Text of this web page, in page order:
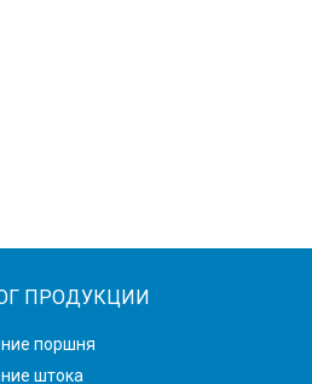
ПРОДУКЦИИ
поршня
штока